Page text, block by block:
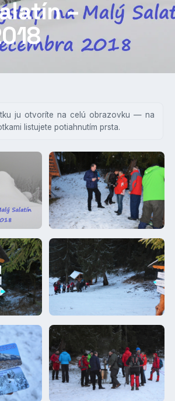
–
ju otvoríte na celú obrazovku — na
listujete potiahnutím prsta.